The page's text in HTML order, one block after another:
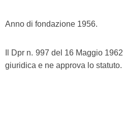
Anno di fondazione 1956.
Il Dpr n. 997 del 16 Maggio
giuridica e ne approva lo statuto.